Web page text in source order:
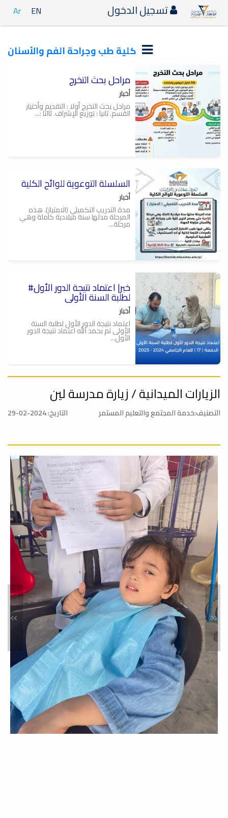
Ar EN تسجيل الدخول
كلية طب وجراحة الفم والأسنان
مراحل بحث التخرج
أخبار
مراحل بحث التخرج أولا : التقديم وأختيار
القسم. ثانيا : توزيع الإشراف. ثالثا :...
السلسلة التوعوية للوائح الكلية
أخبار
مدة التدريب التكميلي (الامتياز). هذه
المرحلة مدتها سنة ميلادية كاملة وهي
مرحلة...
#خبر| اعتماد نتيجة الدور الأول
لطلبة السنة الأولى
أخبار
اعتماد نتيجة الدور الأول لطلبة السنة
الأولى تم بحمد الله اعتماد نتيجة الدور
الأول...
تهنئة
أخبار
أوائل طلاب السنة الرابعة الدفعة
13
أخبار
زيارة مدرسة شهداء طمينة
خدمة المجتمع والتعليم المستمر
ضمن المتطلبات لقسم الطب الوقائي
بالكلية وخدمة المجتمع تمت زيارة مدرسة
شهداء طمينة...
زيارة مدرسة السدادة
خدمة المجتمع والتعليم المستمر
ضمن المتطلبات العملية لقسم الطب
الوقائي وخدمة المجتمع ، تمت زيارة
الزيارات الميدانية / زيارة مدرسة لين
التصنيف:خدمة المجتمع والتعليم المستمر التاريخ: 2024-02-29
» «